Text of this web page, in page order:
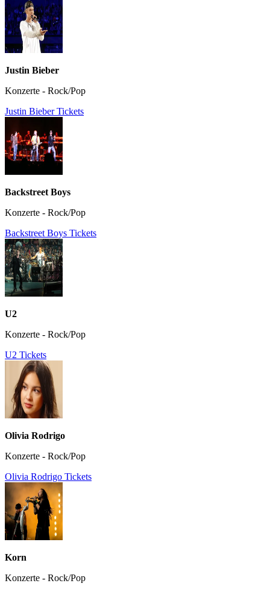
Justin Bieber
Konzerte - Rock/Pop
Justin Bieber Tickets
Backstreet Boys
Konzerte - Rock/Pop
Backstreet Boys Tickets
U2
Konzerte - Rock/Pop
U2 Tickets
Olivia Rodrigo
Konzerte - Rock/Pop
Olivia Rodrigo Tickets
Korn
Konzerte - Rock/Pop